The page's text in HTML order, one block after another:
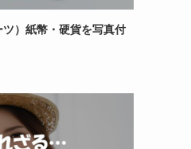
）紙幣・硬貨を写真付